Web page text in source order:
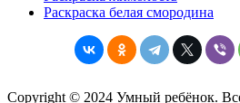
Раскраска белая смородина
Copyright © 2024 Умный ребёнок.